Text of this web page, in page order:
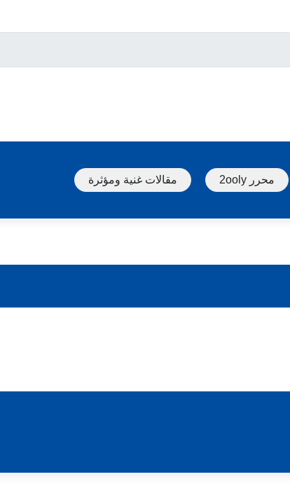
محرر 2ooly مقالات غنية ومؤثرة